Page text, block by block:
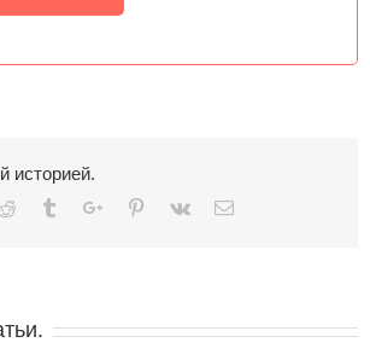
историей.
Reddit TumblrGoogle+Pinterest
Vk Email